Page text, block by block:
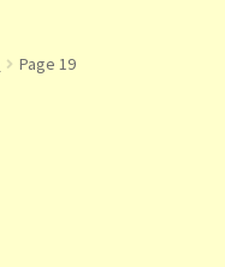
Page 19